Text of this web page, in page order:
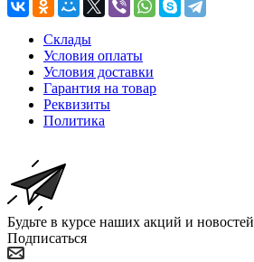
Склады
Условия оплаты
Условия доставки
Гарантия на товар
Реквизиты
Политика
Будьте в курсе наших акций и новостей
Подписаться